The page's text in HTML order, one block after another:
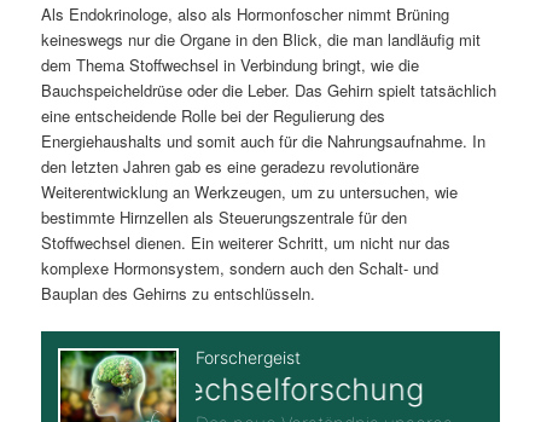
e
n
Als Endokrinologe, also als Hormonfoscher nimmt Brüning
keineswegs nur die Organe in den Blick, die man landläufig mit
dem Thema Stoffwechsel in Verbindung bringt, wie die
Bauchspeicheldrüse oder die Leber. Das Gehirn spielt tatsächlich
eine entscheidende Rolle bei der Regulierung des
Energiehaushalts und somit auch für die Nahrungsaufnahme. In
den letzten Jahren gab es eine geradezu revolutionäre
Weiterentwicklung an Werkzeugen, um zu untersuchen, wie
bestimmte Hirnzellen als Steuerungszentrale für den
Stoffwechsel dienen. Ein weiterer Schritt, um nicht nur das
komplexe Hormonsystem, sondern auch den Schalt- und
Bauplan des Gehirns zu entschlüsseln.